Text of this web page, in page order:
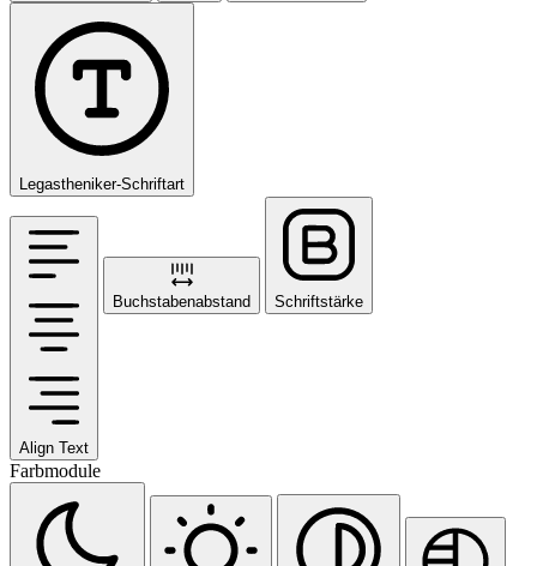
Legastheniker-Schriftart
Align Text
Buchstabenabstand Schriftstärke
Farbmodule